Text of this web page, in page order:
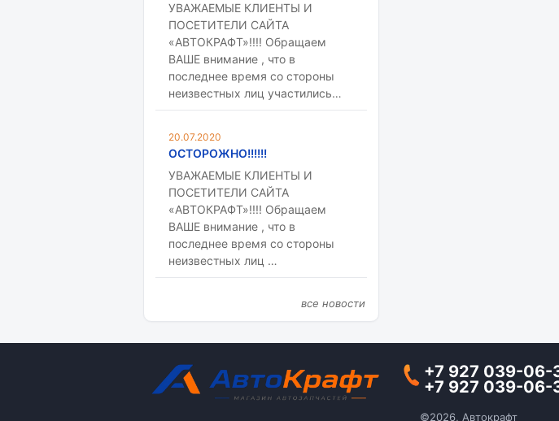
УВАЖАЕМЫЕ КЛИЕНТЫ И
ПОСЕТИТЕЛИ САЙТА
«АВТОКРАФТ»!!!! Обращаем
ВАШЕ внимание , что в
последнее время со стороны
неизвестных лиц участились…
20.07.2020
ОСТОРОЖНО!!!!!!
УВАЖАЕМЫЕ КЛИЕНТЫ И
ПОСЕТИТЕЛИ САЙТА
«АВТОКРАФТ»!!!! Обращаем
ВАШЕ внимание , что в
последнее время со стороны
неизвестных лиц …
все новости
+7 927 039-06-
+7 927 039-06-
©2026, Автокрафт